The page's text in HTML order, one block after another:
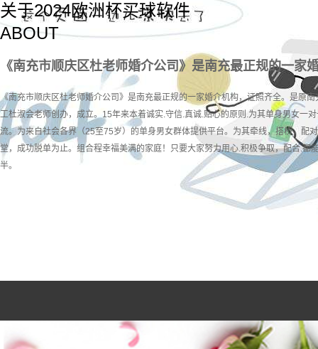
关于2024欧洲杯买球软件
ABOUT
《南充市顺庆区杜老师婚介公司》是南充最正规的一家
《南充市顺庆区杜老师婚介公司》是南充最正规的一家婚介机构，证照齐全。是原
工杜淑会老师创办，成立。15年来本着诚实.守信.真诚.贴心的原则.为其单身男女一
流。为来自社会各界（25至75岁）的单身男女群体提供平台。为其牵线，搭桥，配
堂，成功脱单为止。组合程幸福美满的家庭！只要大家努力用心.积极争取，配合.都
半。